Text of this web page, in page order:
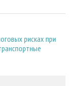
рисках при